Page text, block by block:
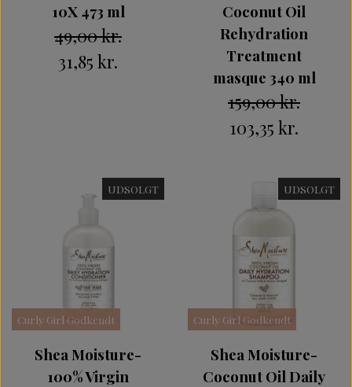
10X 473 ml
49,00 kr.
31,85 kr.
Coconut Oil
Rehydration
Treatment
masque 340 ml
159,00 kr.
103,35 kr.
UDSOLGT
Curly Girl Godkendt
Shea Moisture-
100% Virgin
UDSOLGT
Curly Girl Godkendt
Shea Moisture-
Coconut Oil Daily